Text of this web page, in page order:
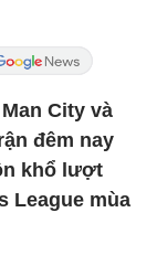
City và
đêm nay
khổ lượt
League mùa